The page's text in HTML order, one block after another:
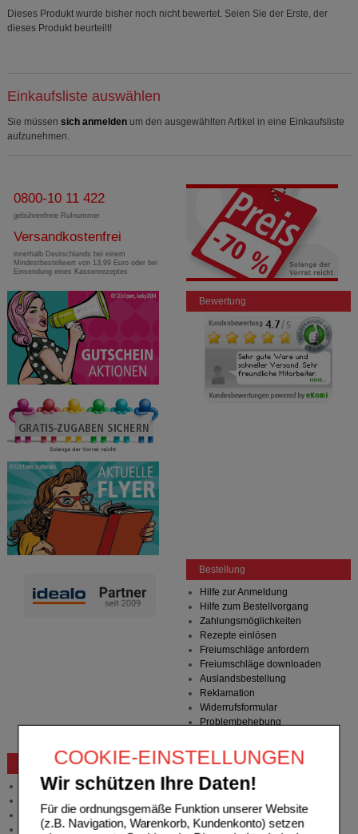
COOKIE-EINSTELLUNGEN
Wir schützen Ihre Daten!
Für die ordnungsgemäße Funktion unserer Website
(z.B. Navigation, Warenkorb, Kundenkonto) setzen
Dieses Produkt wurde bisher noch nicht bewertet. Seien Sie der Erste, der
dieses Produkt beurteilt!
Einkaufsliste auswählen
Sie müssen sich anmelden um den ausgewählten Artikel in eine Einkaufsliste
aufzunehmen.
0800-10 11 422
gebührenfreie Rufnummer
Versandkostenfrei
innerhalb Deutschlands bei einem
Mindestbestellwert von 13,99 Euro oder bei
Einsendung eines Kassenrezeptes
Bewertung
Bestellung
Hilfe zur Anmeldung
Hilfe zum Bestellvorgang
Zahlungsmöglichkeiten
Rezepte einlösen
Freiumschläge anfordern
Freiumschläge downloaden
Auslandsbestellung
Reklamation
Widerrufsformular
Problembehebung
Beratung und Service
Allgemeine Information
Meldung Arzneimittelrisiken
Zuzahlungsfreie Arzneien